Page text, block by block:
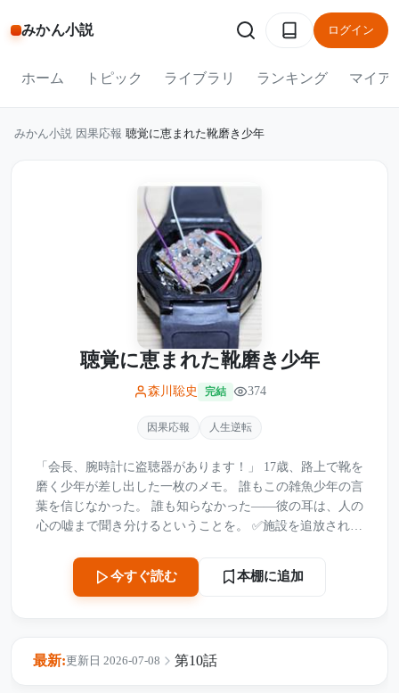
みかん小説 ログイン
ホーム トピック ライブラリ ランキング マイア
みかん小説 因果応報 聴覚に恵まれた靴磨き少年
聴覚に恵まれた靴磨き少年
森川聡史 完結 374
因果応報 人生逆転
「会長、腕時計に盗聴器があります！」 17歳、路上で靴を
磨く少年が差し出した一枚のメモ。 誰もこの雑魚少年の言
葉を信じなかった。 誰も知らなかった——彼の耳は、人の
心の嘘まで聞き分けるということを。 ✅施設を追放され、
狙われ ✅証拠を奪われ、誰も頼れない東京で一人きり 巨大
グループの権力闘争に、たった一人の少年が立ち向かっ
た。 会長は彼を見捨てたと思った瞬間、 実はすべて偽りだ
「逃げない。最後まで耐えてやる」 殴られても、泣いて
今すぐ読む 本棚に追加
最新: 第10話
更新日 2026-07-08